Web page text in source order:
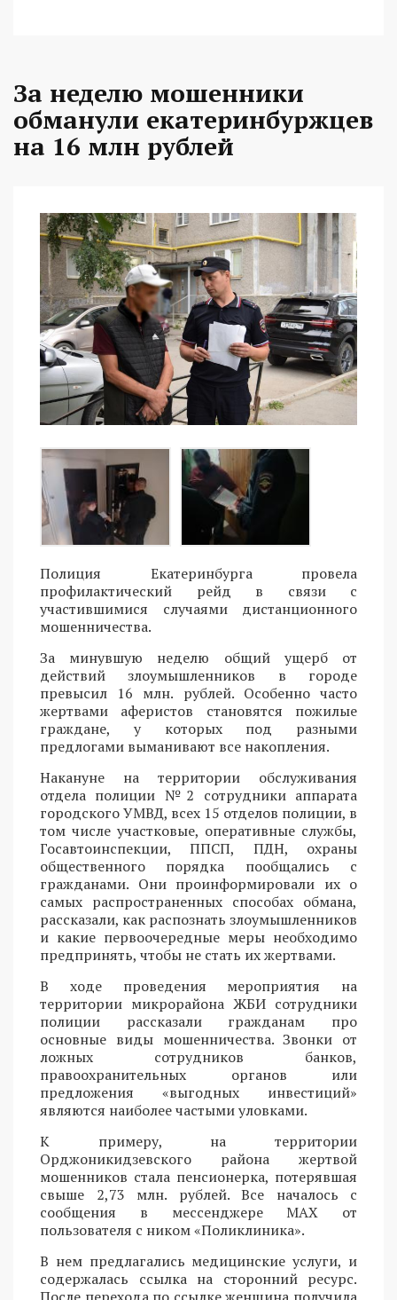
За неделю мошенники
обманули екатеринбуржцев
на 16 млн рублей
Полиция Екатеринбурга провела
профилактический рейд в связи с
участившимися случаями дистанционного
мошенничества.
За минувшую неделю общий ущерб от
действий злоумышленников в городе
превысил 16 млн. рублей. Особенно часто
жертвами аферистов становятся пожилые
граждане, у которых под разными
предлогами выманивают все накопления.
Накануне на территории обслуживания
отдела полиции №2 сотрудники аппарата
городского УМВД, всех 15 отделов полиции, в
том числе участковые, оперативные службы,
Госавтоинспекции, ППСП, ПДН, охраны
общественного порядка пообщались с
гражданами. Они проинформировали их о
самых распространенных способах обмана,
рассказали, как распознать злоумышленников
и какие первоочередные меры необходимо
предпринять, чтобы не стать их жертвами.
В ходе проведения мероприятия на
территории микрорайона ЖБИ сотрудники
полиции рассказали гражданам про
основные виды мошенничества. Звонки от
ложных сотрудников банков,
правоохранительных органов или
предложения «выгодных инвестиций»
являются наиболее частыми уловками.
К примеру, на территории
Орджоникидзевского района жертвой
мошенников стала пенсионерка, потерявшая
свыше 2,73 млн. рублей. Все началось с
сообщения в мессенджере MAX от
пользователя с ником «Поликлиника».
В нем предлагались медицинские услуги, и
содержалась ссылка на сторонний ресурс.